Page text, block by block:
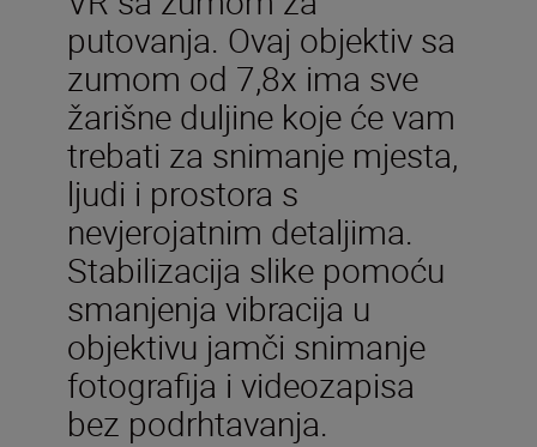
putovanja. Ovaj objektiv sa
zumom od 7,8x ima sve
žarišne duljine koje će vam
trebati za snimanje mjesta,
ljudi i prostora s
nevjerojatnim detaljima.
Stabilizacija slike pomoću
smanjenja vibracija u
objektivu jamči snimanje
fotografija i videozapisa
bez podrhtavanja.